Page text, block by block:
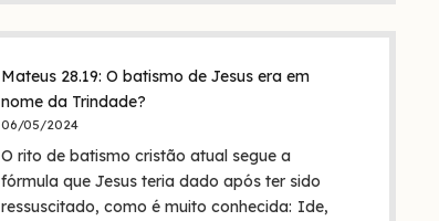
Mateus 28.19: O batismo de Jesus era em
nome da Trindade?
06/05/2024
O rito de batismo cristão atual segue a
fórmula que Jesus teria dado após ter sido
ressuscitado, como é muito conhecida: Ide,